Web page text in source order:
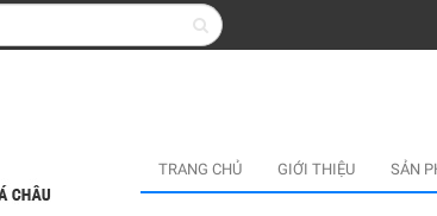
TRANG CHỦ GIỚI THIỆU SẢN